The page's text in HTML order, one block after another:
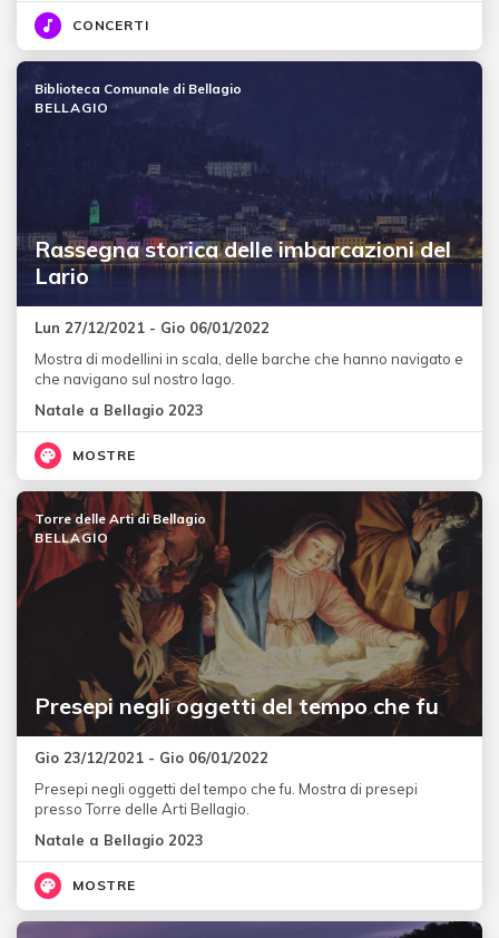
CONCERTI
Rassegna storica delle imbarcazioni del
Lario
Biblioteca Comunale di Bellagio
BELLAGIO
Lun 27/12/2021 - Gio 06/01/2022
Mostra di modellini in scala, delle barche che hanno navigato e
che navigano sul nostro lago.
Natale a Bellagio 2023
MOSTRE
Presepi negli oggetti del tempo che fu
Torre delle Arti di Bellagio
BELLAGIO
Gio 23/12/2021 - Gio 06/01/2022
Presepi negli oggetti del tempo che fu. Mostra di presepi
presso Torre delle Arti Bellagio.
Natale a Bellagio 2023
MOSTRE